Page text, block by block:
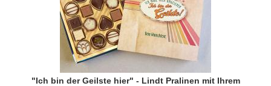
"Ich bin der Geilste hier" - Lindt Pralinen mit Ihrem